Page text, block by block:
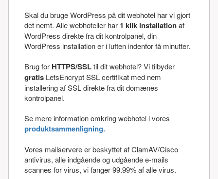
Skal du bruge WordPress på dit webhotel har vi gjort
det nemt. Alle webhoteller har 1 klik installationaf
WordPress direkte fra dit kontrolpanel, din
WordPress installation er i luften indenfor få minutter.
Brug for HTTPS/SSLtil dit webhotel? Vi tilbyder
gratis LetsEncrypt SSL certifikat med nem
installering af SSL direkte fra dit domænes
kontrolpanel.
Se mere information omkring webhotel i vores
produktsammenligning.
Vores mailservere er beskyttet af ClamAV/Cisco
antivirus, alle indgående og udgående e-mails
scannes for virus, vi fanger 99.99% af alle virus.